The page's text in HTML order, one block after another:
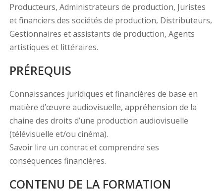
Producteurs, Administrateurs de production, Juristes
et financiers des sociétés de production, Distributeurs,
Gestionnaires et assistants de production, Agents
artistiques et littéraires.
PRÉREQUIS
Connaissances juridiques et financières de base en
matière d’œuvre audiovisuelle, appréhension de la
chaine des droits d’une production audiovisuelle
(télévisuelle et/ou cinéma).
Savoir lire un contrat et comprendre ses
conséquences financières.
CONTENU DE LA FORMATION